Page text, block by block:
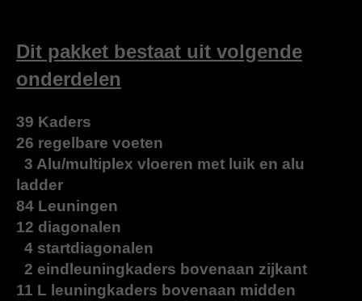
Dit pakket bestaat uit volgende
onderdelen
39 Kaders
26 regelbare voeten
3 Alu/multiplex vloeren met luik en alu
ladder
84 Leuningen
12 diagonalen
4 startdiagonalen
2 eindleuningkaders bovenaan zijkant
11 L leuningkaders bovenaan midden